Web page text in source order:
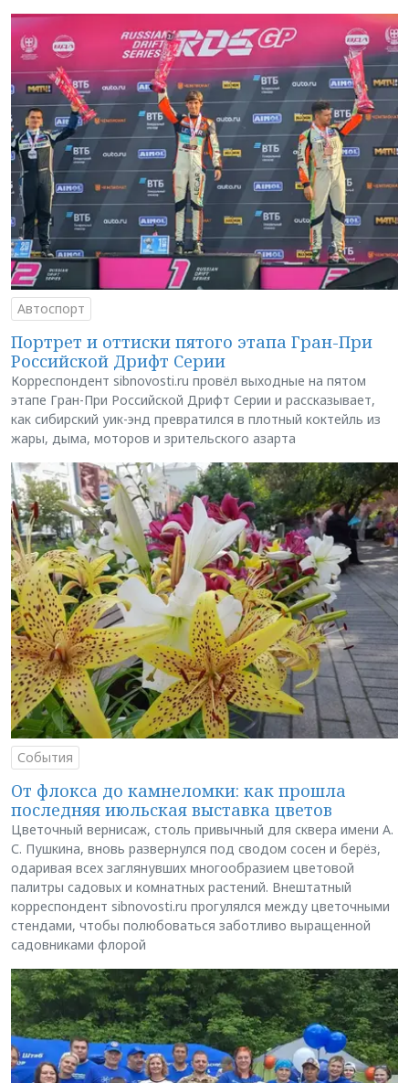
Автоспорт
Портрет и оттиски пятого этапа Гран-При
Российской Дрифт Серии
Корреспондент sibnovosti.ru провёл выходные на пятом
этапе Гран-При Российской Дрифт Серии и рассказывает,
как сибирский уик-энд превратился в плотный коктейль из
жары, дыма, моторов и зрительского азарта
События
От флокса до камнеломки: как прошла
последняя июльская выставка цветов
Цветочный вернисаж, столь привычный для сквера имени А.
С. Пушкина, вновь развернулся под сводом сосен и берёз,
одаривая всех заглянувших многообразием цветовой
палитры садовых и комнатных растений. Внештатный
корреспондент sibnovosti.ru прогулялся между цветочными
стендами, чтобы полюбоваться заботливо выращенной
садовниками флорой